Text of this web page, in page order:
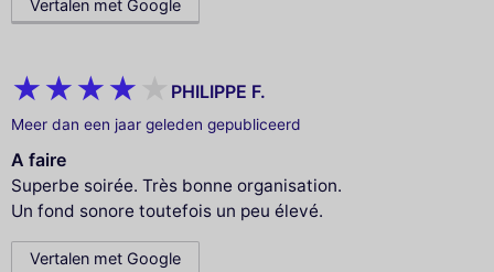
Vertalen met Google
PHILIPPE F.
Meer dan een jaar geleden gepubliceerd
A faire
Superbe soirée. Très bonne organisation.
Un fond sonore toutefois un peu élevé.
Vertalen met Google